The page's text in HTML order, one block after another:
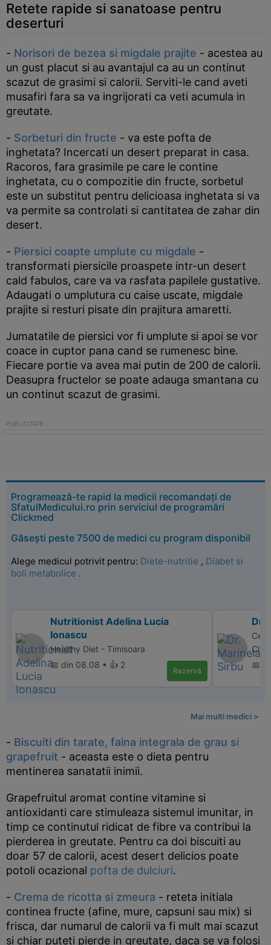
Retete rapide si sanatoase pentru
deserturi
- Norisori de bezea si migdale prajite - acestea au
un gust placut si au avantajul ca au un continut
scazut de grasimi si calorii. Serviti-le cand aveti
musafiri fara sa va ingrijorati ca veti acumula in
greutate.
- Sorbeturi din fructe - va este pofta de
inghetata? Incercati un desert preparat in casa.
Racoros, fara grasimile pe care le contine
inghetata, cu o compozitie din fructe, sorbetul
este un substitut pentru delicioasa inghetata si va
va permite sa controlati si cantitatea de zahar din
desert.
- Piersici coapte umplute cu migdale -
transformati piersicile proaspete intr-un desert
cald fabulos, care va va rasfata papilele gustative.
Adaugati o umplutura cu caise uscate, migdale
prajite si resturi pisate din prajitura amaretti.
Jumatatile de piersici vor fi umplute si apoi se vor
coace in cuptor pana cand se rumenesc bine.
Fiecare portie va avea mai putin de 200 de calorii.
Deasupra fructelor se poate adauga smantana cu
un continut scazut de grasimi.
Programează-te rapid la medicii recomandați de
SfatulMedicului.ro prin serviciul de programări
Clickmed
Găsești peste 7500 de medici cu program disponibil
Alege medicul potrivit pentru: Diete-nutritie , Diabet si
boli metabolice .
Nutritionist Adelina Lucia
Ionascu
Healthy Diet - Timisoara
📅 din 08.08 • 👍 2
Rezervă
Dr.
📅
Mai multi medici >
- Biscuiti din tarate, faina integrala de grau si
grapefruit - aceasta este o dieta pentru
mentinerea sanatatii inimii.
Grapefruitul aromat contine vitamine si
antioxidanti care stimuleaza sistemul imunitar, in
timp ce continutul ridicat de fibre va contribui la
pierderea in greutate. Pentru ca doi biscuiti au
doar 57 de calorii, acest desert delicios poate
potoli ocazional pofta de dulciuri.
- Crema de ricotta si zmeura - reteta initiala
continea fructe (afine, mure, capsuni sau mix) si
frisca, dar numarul de calorii va fi mult mai scazut
si chiar puteti pierde in greutate, daca se va folosi